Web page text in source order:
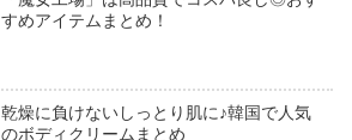
すめアイテムまとめ！
乾燥に負けないしっとり肌に♪韓国で人気
のボディクリームまとめ